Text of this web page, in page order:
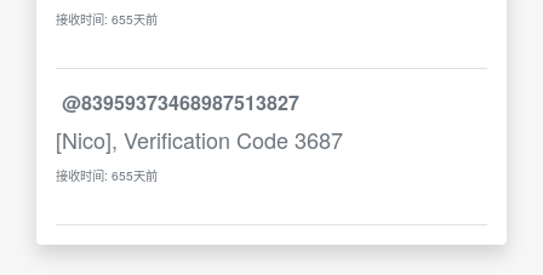
接收时间: 655天前
@83959373468987513827
[Nico], Verification Code 3687
接收时间: 655天前